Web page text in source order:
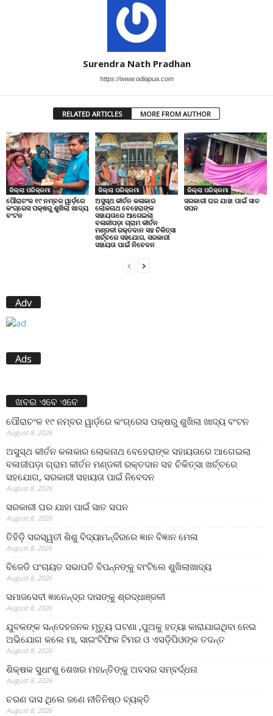
Surendra Nath Pradhan
https://www.odiapua.com
RELATED ARTICLES MORE FROM AUTHOR
ଜିଲ୍ଲା ପରିକ୍ରମା
ପୌରାଚଂଳ ୧୯ ନମ୍ବର ୱାର୍ଡ଼ରେ
କଂଗ୍ରେସ ପକ୍ଷରୁ ଶୁଖିଲା ଖାଦ୍ୟ
ବଂଟନ
ଜିଲ୍ଲା ପରିକ୍ରମା
ଅସୁସ୍ଥ କୀର୍ତନ କଳାକାର
ଲୋକନାଥ ବେହେରାଙ୍କ
ସହାୟତାରେ ଆଗେଇଲା
ବଳାଜୀପଡ଼ା ଗ୍ରାମ କୀର୍ତନ
ମଣ୍ଡଳୀ ରକ୍ତଦାନ ସହ ଚିକିତ୍ସା
ଖର୍ଚ୍ଚରେ ସହଯୋଗ, ସରକାରୀ
ସହାୟତା ପାଇଁ ନିବେଦନ
ଜିଲ୍ଲା ପରିକ୍ରମା
ସରକାରୀ ଘର ଯାହା ପାଇଁ ସାତ
ସପନ
Adv
Ads
ଖବର ଏବେ ଏବେ
ପୌରାଚଂଳ ୧୯ ନମ୍ବର ୱାର୍ଡ଼ରେ କଂଗ୍ରେସ ପକ୍ଷରୁ ଶୁଖିଲା ଖାଦ୍ୟ ବଂଟନ
August 8, 2026
ଅସୁସ୍ଥ କୀର୍ତନ କଳାକାର ଲୋକନାଥ ବେହେରାଙ୍କ ସହାୟତାରେ ଆଗେଇଲା
ବଳାଜୀପଡ଼ା ଗ୍ରାମ କୀର୍ତନ ମଣ୍ଡଳୀ ରକ୍ତଦାନ ସହ ଚିକିତ୍ସା ଖର୍ଚ୍ଚରେ
ସହଯୋଗ, ସରକାରୀ ସହାୟତା ପାଇଁ ନିବେଦନ
August 8, 2026
ସରକାରୀ ଘର ଯାହା ପାଇଁ ସାତ ସପନ
August 8, 2026
ତିହିଡି଼ ସରସ୍ୱତୀ ଶିଶୁ ବିଦ୍ୟାମନ୍ଦିରରେ ଜ୍ଞାନ ବିଜ୍ଞାନ ମେଳା
August 8, 2026
ବିଜେଡି ପଂଚାୟତ ସଭାପତି ବିପନ୍ନଙ୍କୁ ବାଂଟିଲେ ଶୁଖିଲାଖାଦ୍ୟ
August 8, 2026
ସମାଜସେବୀ ଜ୍ଞାନେନ୍ଦ୍ର ଦାସଙ୍କୁ ଶ୍ରଦ୍ଧାଞ୍ଜଳୀ
August 8, 2026
ଯୁବକଙ୍କ ସନ୍ଦେହଜନକ ମୃତ୍ୟୁ ଘଟଣା ,ପୁଅକୁ ହତ୍ୟା କାରାଯାଇଥିବା ନେଇ
ଅଭିଯୋଗ କଲେ ମା, ସାଇଂଟିଫିକ ଟିମର ଓ ଏସଡ଼ିପିଓଙ୍କ ତଦନ୍ତ
August 8, 2026
ଶିକ୍ଷକ ସୁଧାଂଶୁ ଶେଖର ମହାନ୍ତିଙ୍କୁ ଅବସର ସମ୍ବର୍ଦ୍ଧନା
August 8, 2026
ଚରଣ ଦାସ ଥିଲେ ଜଣେ ନୀତିନିଷ୍ଠ ବ୍ୟକ୍ତି
August 8, 2026